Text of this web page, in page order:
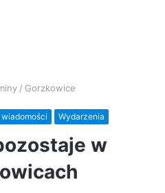
/ Gorzkowice
wiadomości Wydarzenia
w